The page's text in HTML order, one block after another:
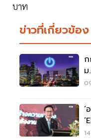
บาท
ข่าวที่เกี่ยวข้อง
ร
‘
เ